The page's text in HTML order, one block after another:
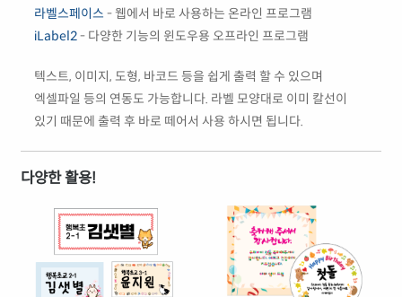
라벨스페이스 - 웹에서 바로 사용하는 온라인 프로그램
iLabel2- 다양한 기능의 윈도우용 오프라인 프로그램
텍스트, 이미지, 도형, 바코드 등을 쉽게 출력 할 수 있으며
엑셀파일 등의 연동도 가능합니다. 라벨 모양대로 이미 칼선이
있기 때문에 출력 후 바로 떼어서 사용 하시면 됩니다.
다양한 활용!